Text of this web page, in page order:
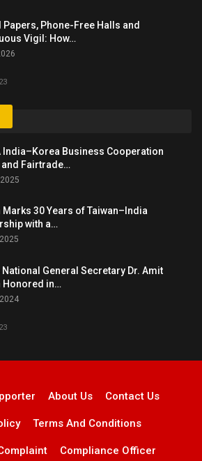
Papers, Phone-Free Halls and
Vigil: How…
India–Korea Business Cooperation
and Fairtrade…
Marks 30 Years of Taiwan–India
with a…
National General Secretary Dr. Amit
Honored in…
About Us Contact Us
Terms And Conditions
Compliance Officer